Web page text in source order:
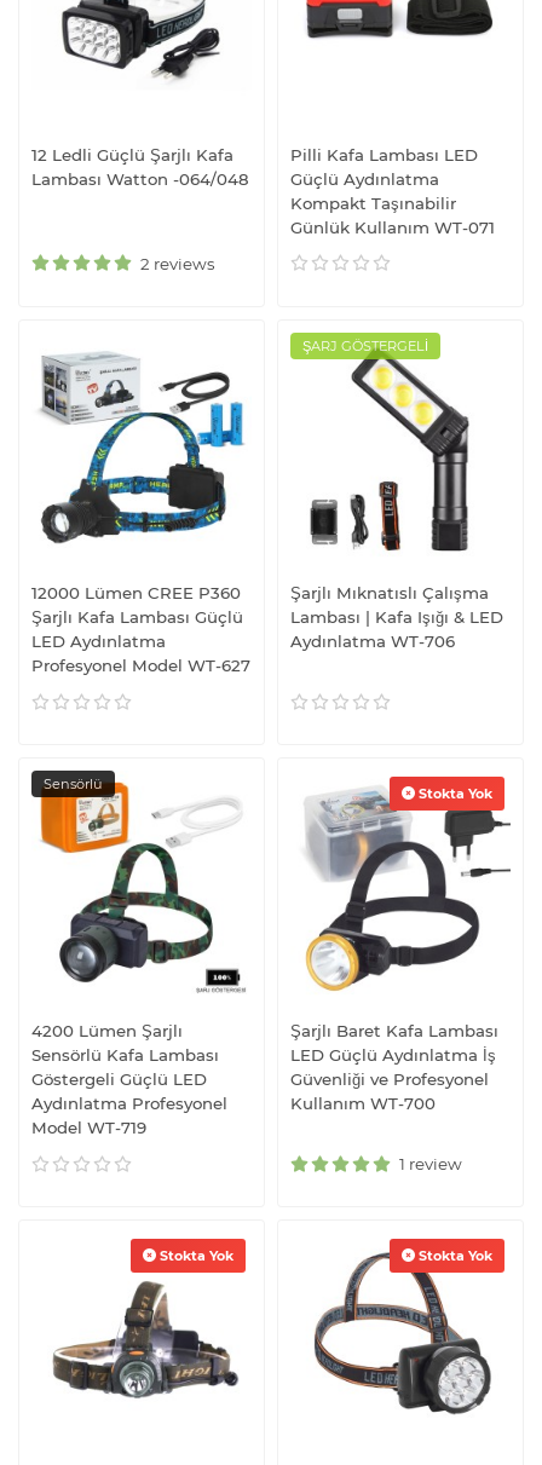
12 Ledli Güçlü Şarjlı Kafa
Lambası Watton -064/048
2 reviews
Pilli Kafa Lambası LED
Güçlü Aydınlatma
Kompakt Taşınabilir
Günlük Kullanım WT-071
12000 Lümen CREE P360
Şarjlı Kafa Lambası Güçlü
LED Aydınlatma
Profesyonel Model WT-627
ŞARJ GÖSTERGELİ
Şarjlı Mıknatıslı Çalışma
Lambası | Kafa Işığı & LED
Aydınlatma WT-706
Sensörlü
4200 Lümen Şarjlı
Sensörlü Kafa Lambası
Göstergeli Güçlü LED
Aydınlatma Profesyonel
Model WT-719
Stokta Yok
Şarjlı Baret Kafa Lambası
LED Güçlü Aydınlatma İş
Güvenliği ve Profesyonel
Kullanım WT-700
1 review
Stokta Yok Stokta Yok